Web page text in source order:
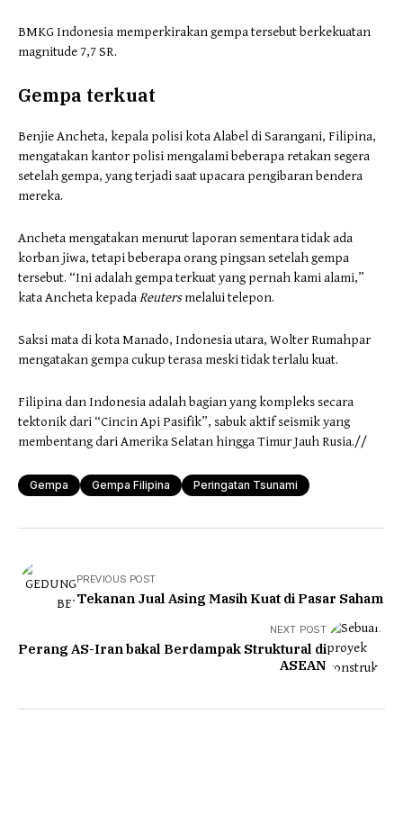
BMKG Indonesia memperkirakan gempa tersebut berkekuatan
magnitude 7,7 SR.
Gempa terkuat
Benjie Ancheta, kepala polisi kota Alabel di Sarangani, Filipina,
mengatakan kantor polisi mengalami beberapa retakan segera
setelah gempa, yang terjadi saat upacara pengibaran bendera
mereka.
Ancheta mengatakan menurut laporan sementara tidak ada
korban jiwa, tetapi beberapa orang pingsan setelah gempa
tersebut. “Ini adalah gempa terkuat yang pernah kami alami,”
kata Ancheta kepadaReutersmelalui telepon.
Saksi mata di kota Manado, Indonesia utara, Wolter Rumahpar
mengatakan gempa cukup terasa meski tidak terlalu kuat.
Filipina dan Indonesia adalah bagian yang kompleks secara
tektonik dari “Cincin Api Pasifik”, sabuk aktif seismik yang
membentang dari Amerika Selatan hingga Timur Jauh Rusia.//
Gempa Gempa Filipina Peringatan Tsunami
PREVIOUS POST
Tekanan Jual Asing Masih Kuat di Pasar Saham
NEXT POST
Perang AS-Iran bakal Berdampak Struktural di
ASEAN